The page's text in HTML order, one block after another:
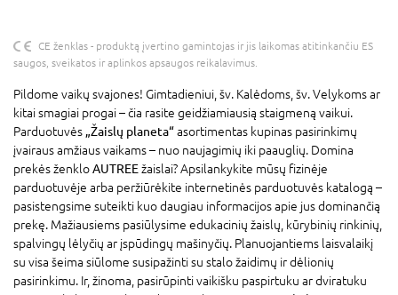
CE ženklas - produktą įvertino gamintojas ir jis laikomas atitinkančiu ES
saugos, sveikatos ir aplinkos apsaugos reikalavimus.
Pildome vaikų svajones! Gimtadieniui, šv. Kalėdoms, šv. Velykoms ar
kitai smagiai progai – čia rasite geidžiamiausią staigmeną vaikui.
Parduotuvės „Žaislų planeta“asortimentas kupinas pasirinkimų
įvairaus amžiaus vaikams – nuo naujagimių iki paauglių. Domina
prekės ženkloAUTREEžaislai? Apsilankykite mūsų fizinėje
parduotuvėje arba peržiūrėkite internetinės parduotuvės katalogą –
pasistengsime suteikti kuo daugiau informacijos apie jus dominančią
prekę. Mažiausiems pasiūlysime edukacinių žaislų, kūrybinių rinkinių,
spalvingų lėlyčių ar įspūdingų mašinyčių. Planuojantiems laisvalaikį
su visa šeima siūlome susipažinti su stalo žaidimų ir dėlionių
pasirinkimu. Ir, žinoma, pasirūpinti vaikišku paspirtuku ar dviratuku